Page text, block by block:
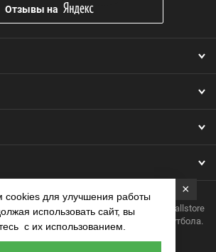
Отзывы на
защищены. Интернет-магазин Footballstore
формы, бутс, мячей и одежды для футбола.
×
cookies для улучшения работы
использовать сайт, вы
с их использованием.